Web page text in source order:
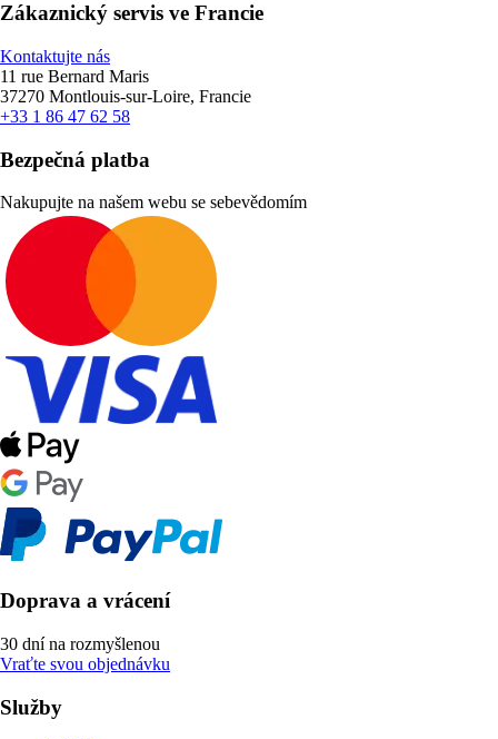
Zákaznický servis ve Francie
Kontaktujte nás
11 rue Bernard Maris
37270 Montlouis-sur-Loire, Francie
+33 1 86 47 62 58
Bezpečná platba
Nakupujte na našem webu se sebevědomím
Doprava a vrácení
30 dní na rozmyšlenou
Vraťte svou objednávku
Služby